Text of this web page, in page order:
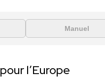
Manuel
pour l’Europe